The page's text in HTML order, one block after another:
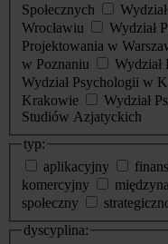
Społecznych
Wrocławiu
Wydział
Projektowania w
w Poznaniu
Wydział Psychologii w
Krakowie
Wydział
Studiów Azjatyckich
typ:
aplikacyjny
komercyjny
społeczny
dyscyplina: